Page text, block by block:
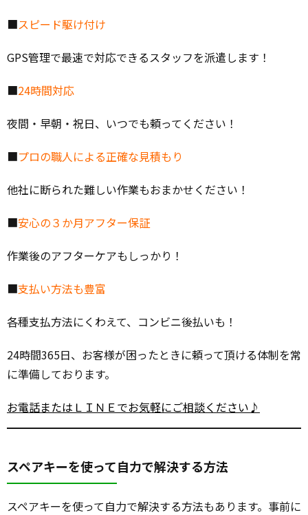
■スピード駆け付け
GPS管理で最速で対応できるスタッフを派遣します！
■24時間対応
夜間・早朝・祝日、いつでも頼ってください！
■プロの職人による正確な見積もり
他社に断られた難しい作業もおまかせください！
■安心の３か月アフター保証
作業後のアフターケアもしっかり！
■支払い方法も豊富
各種支払方法にくわえて、コンビニ後払いも！
24時間365日、お客様が困ったときに頼って頂ける体制を常
に準備しております。
お電話またはＬＩＮＥでお気軽にご相談ください♪
スペアキーを使って自力で解決する方法
スペアキーを使って自力で解決する方法もあります。事前に